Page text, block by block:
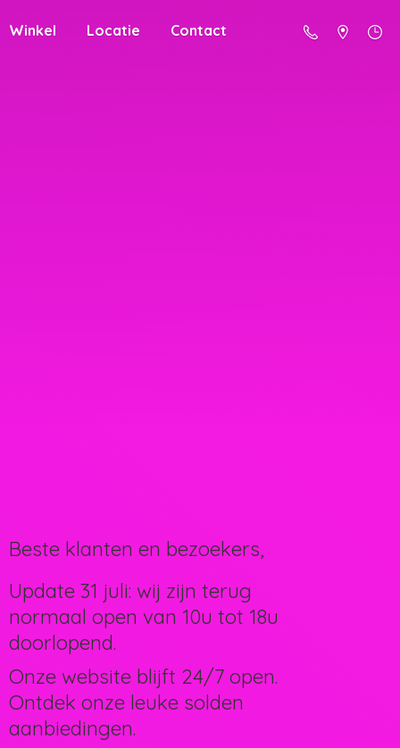
Winkel Locatie Contact
Beste klanten en bezoekers,
Update 31 juli: wij zijn terug
normaal open van 10u tot 18u
doorlopend.
Onze website blijft 24/7 open.
Ontdek onze leuke solden
aanbiedingen.